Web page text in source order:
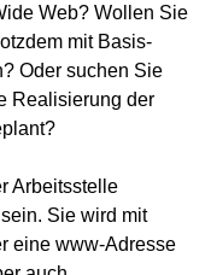
Web? Wollen Sie
mit Basis-
Oder suchen Sie
Realisierung der
Arbeitsstelle
Sie wird mit
eine www-Adresse